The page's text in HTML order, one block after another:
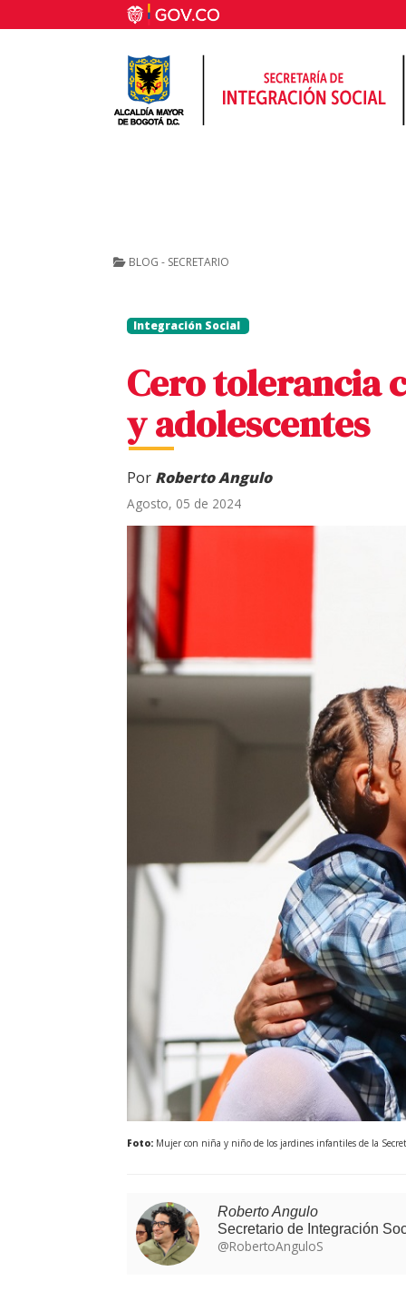
BLOG - SECRETARIO
Integración Social
Cero tolerancia
y adolescentes
Por Roberto Angulo
Agosto, 05 de 2024
Foto: Mujer con niña y niño de los jardines infantiles de la
Roberto Angulo
Secretario de Integración
@RobertoAnguloS